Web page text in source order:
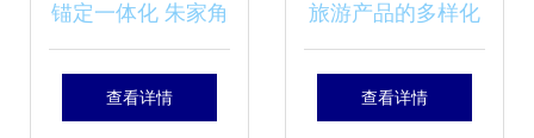
锚定一体化 朱家角
共识引领长三角古
查看详情
旅游产品的多样化
发展与市场策略
查看详情